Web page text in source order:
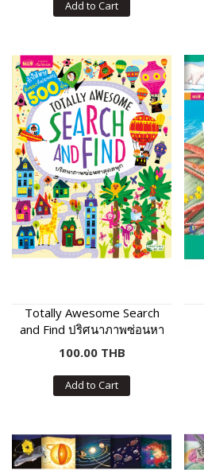
Add to Cart
Totally Awesome Search
and Find ปริศนาภาพซ่อนหา
สุดสนุก
100.00 THB
Add to Cart